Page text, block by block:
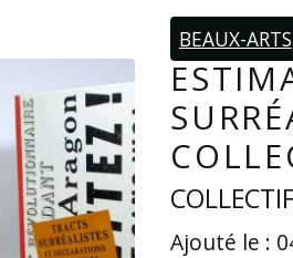
BEAUX-ARTS
Ajouté le :